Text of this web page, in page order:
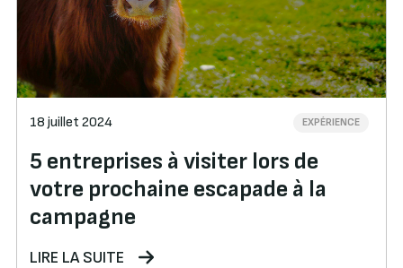
18 juillet 2024 EXPÉRIENCE
5 entreprises à visiter lors de
votre prochaine escapade à la
campagne
LIRE LA SUITE